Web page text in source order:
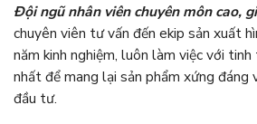
Đội ngũ nhân viên chuyên môn cao,
chuyên viên tư vấn đến ekip sản xuất
năm kinh nghiệm, luôn làm việc với
nhất để mang lại sản phẩm xứng đáng
đầu tư.